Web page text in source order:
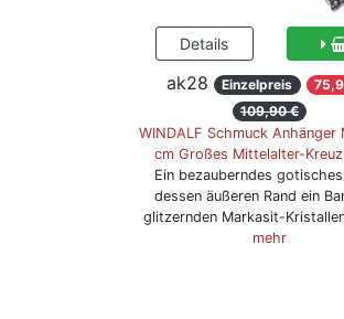
ak28 Einzelpreis
109,90 €
WINDALF Schmuck Anhänger
cm Großes Mittelalter-
Ein bezauberndes
dessen äußeren Rand ein
glitzernden Markasit-
mehr